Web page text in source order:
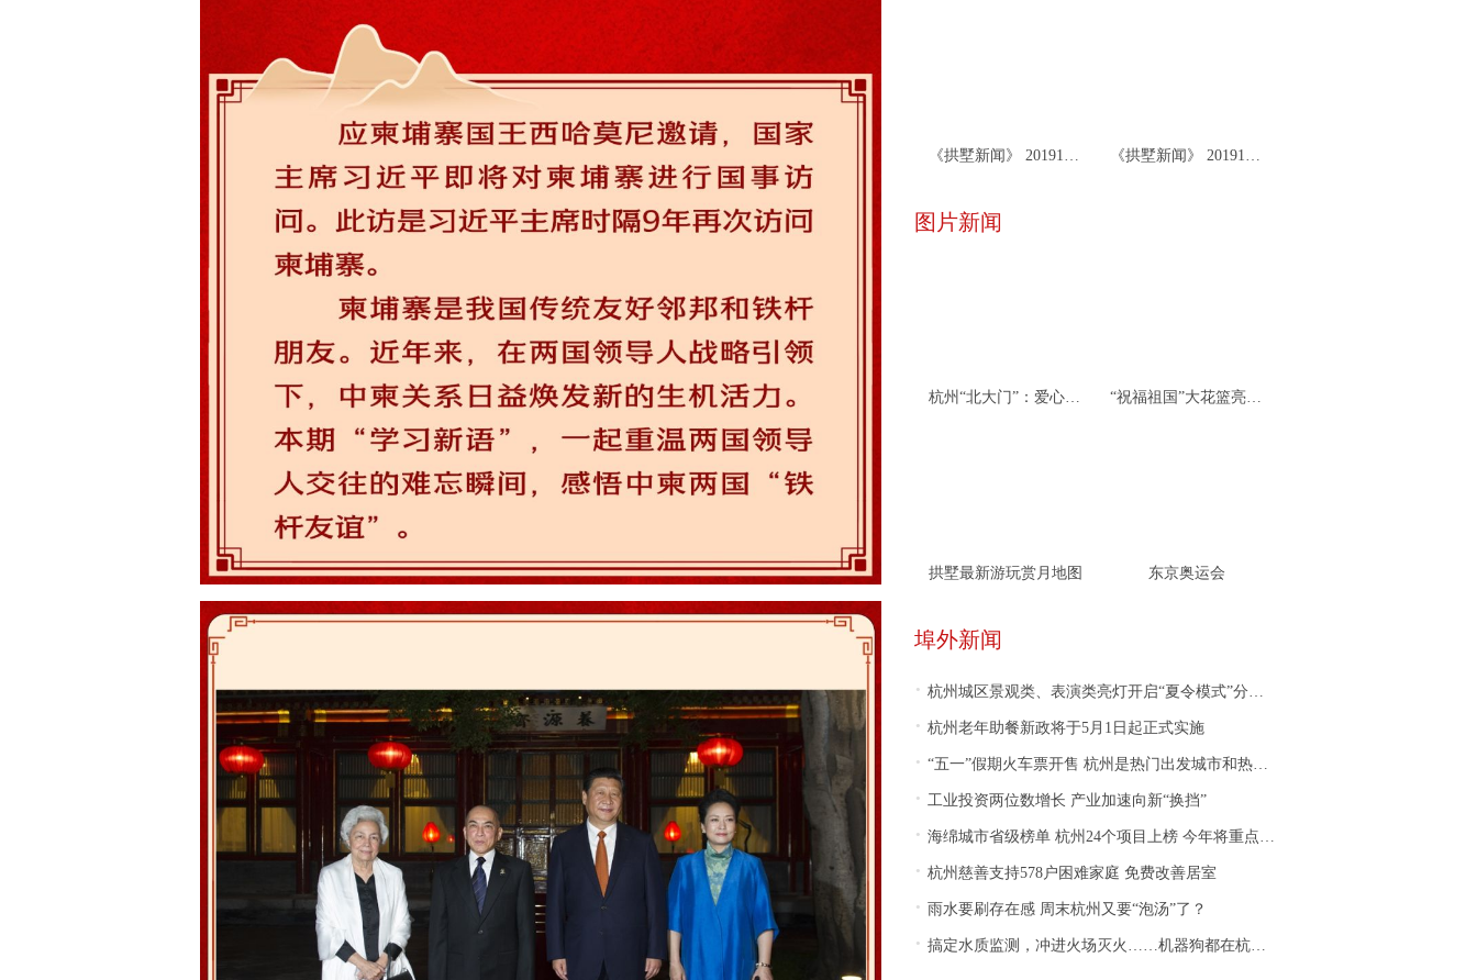
《拱墅新闻》 20191119 《拱墅新闻》 20191115
图片新闻
杭州“北大门”：爱心接力 携手同行 “祝福祖国”大花篮亮相天安门广场
拱墅最新游玩赏月地图 东京奥运会
埠外新闻
· 杭州城区景观类、表演类亮灯开启“夏令模式”分别是哪些时间段？
· 杭州老年助餐新政将于5月1日起正式实施
· “五一”假期火车票开售 杭州是热门出发城市和热门到达城市 没买到票记得马上去候补
· 工业投资两位数增长 产业加速向新“换挡”
· 海绵城市省级榜单 杭州24个项目上榜 今年将重点推进106个项目
· 杭州慈善支持578户困难家庭 免费改善居室
· 雨水要刷存在感 周末杭州又要“泡汤”了？
· 搞定水质监测，冲进火场灭火……机器狗都在杭州忙什么？